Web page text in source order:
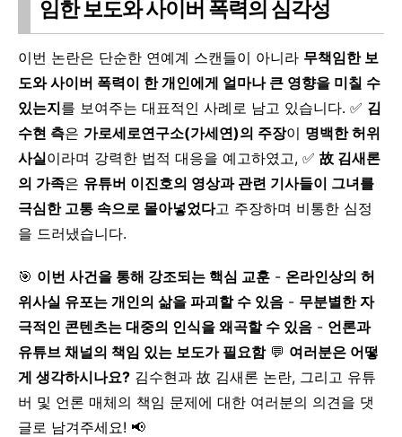
임한 보도와 사이버 폭력의 심각성
이번 논란은 단순한 연예계 스캔들이 아니라 무책임한 보
도와 사이버 폭력이 한 개인에게 얼마나 큰 영향을 미칠 수
있는지를 보여주는 대표적인 사례로 남고 있습니다. ✅ 김
수현 측은 가로세로연구소(가세연)의 주장이 명백한 허위
사실이라며 강력한 법적 대응을 예고하였고, ✅ 故 김새론
의 가족은 유튜버 이진호의 영상과 관련 기사들이 그녀를
극심한 고통 속으로 몰아넣었다고 주장하며 비통한 심정
을 드러냈습니다.
🎯 이번 사건을 통해 강조되는 핵심 교훈 - 온라인상의 허
위사실 유포는 개인의 삶을 파괴할 수 있음 - 무분별한 자
극적인 콘텐츠는 대중의 인식을 왜곡할 수 있음 - 언론과
유튜브 채널의 책임 있는 보도가 필요함 💬 여러분은 어떻
게 생각하시나요? 김수현과 故 김새론 논란, 그리고 유튜
버 및 언론 매체의 책임 문제에 대한 여러분의 의견을 댓
글로 남겨주세요! 📢